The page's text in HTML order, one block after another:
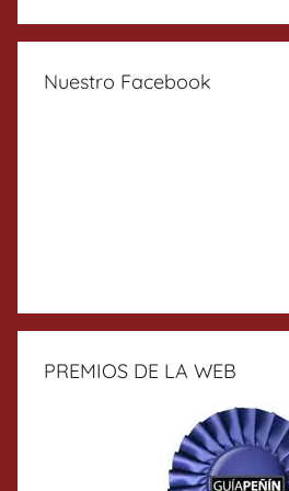
Nuestro Facebook
PREMIOS DE LA WEB